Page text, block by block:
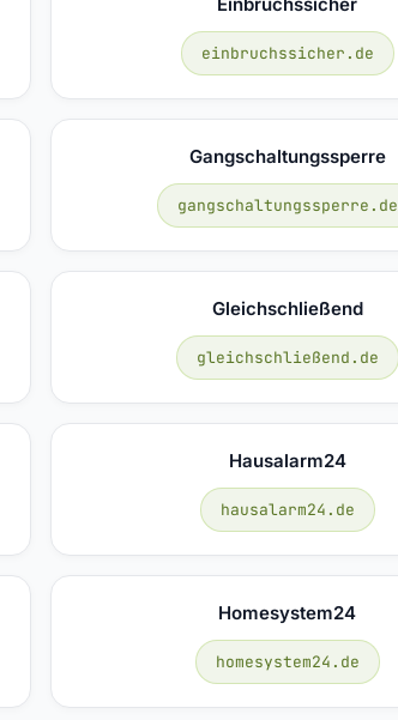
einbruchssicher.de
Gangschaltungssperre
gangschaltungssperre.de
Gleichschließend
gleichschließend.de
Hausalarm24
hausalarm24.de
Homesystem24
homesystem24.de